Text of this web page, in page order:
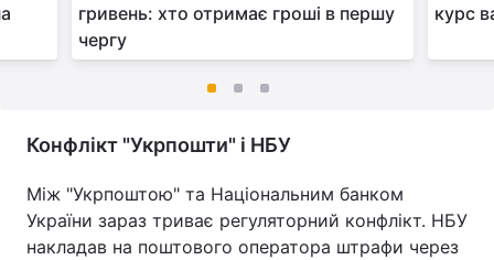
гривень: хто отримає гроші в першу
чергу
курс
Конфлікт "Укрпошти" і НБУ
Між "Укрпоштою" та Національним банком
України зараз триває регуляторний конфлікт. НБУ
накладав на поштового оператора штрафи через